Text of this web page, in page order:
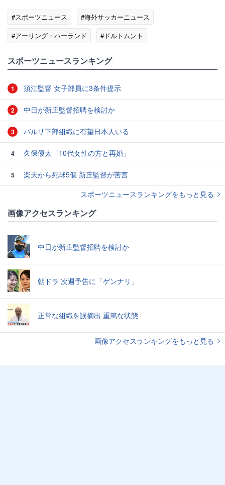
#スポーツニュース
#海外サッカーニュース
#アーリング・ハーランド
#ドルトムント
スポーツニュースランキング
1 須江監督 女子部員に3条件提示
2 中日が新庄監督招聘を検討か
3 バルサ下部組織に有望日本人いる
4 久保優太「10代女性の方と再婚」
5
楽天から死球5個 新庄監督が苦言
スポーツニュースランキングをもっと見る
画像アクセスランキング
中日が新庄監督招聘を検討か
朝ドラ 次週予告に「ゲンナリ」
正常な組織を誤摘出 重篤な状態
画像アクセスランキングをもっと見る